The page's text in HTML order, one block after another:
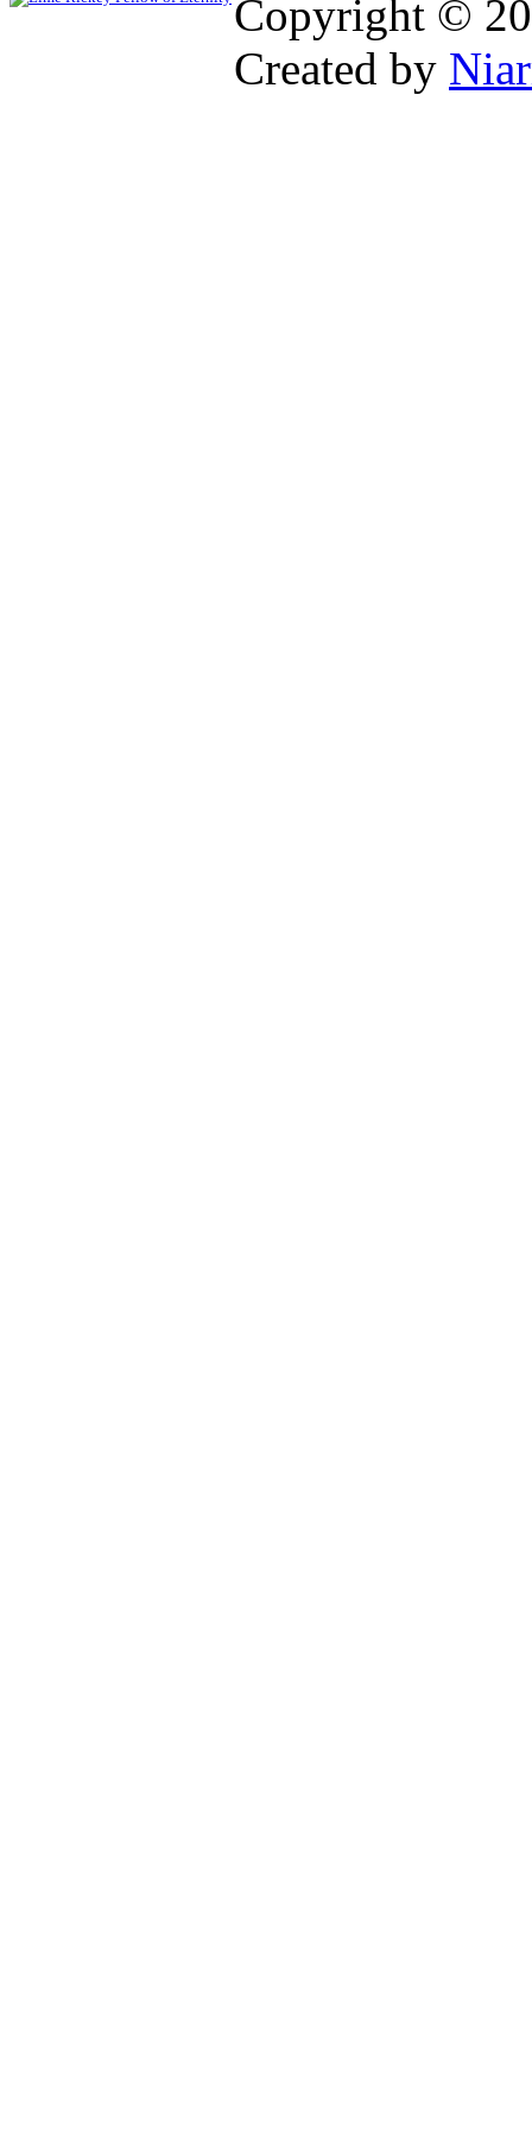
Copyright ©
Created by